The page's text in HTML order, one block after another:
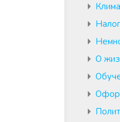
О